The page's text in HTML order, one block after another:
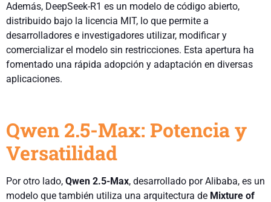
Además, DeepSeek-R1 es un modelo de código abierto,
distribuido bajo la licencia MIT, lo que permite a
desarrolladores e investigadores utilizar, modificar y
comercializar el modelo sin restricciones. Esta apertura ha
fomentado una rápida adopción y adaptación en diversas
aplicaciones.
Qwen 2.5-Max: Potencia y
Versatilidad
Por otro lado, Qwen 2.5-Max, desarrollado por Alibaba, es un
modelo que también utiliza una arquitectura de Mixture of